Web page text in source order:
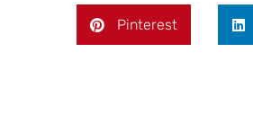
Pinterest